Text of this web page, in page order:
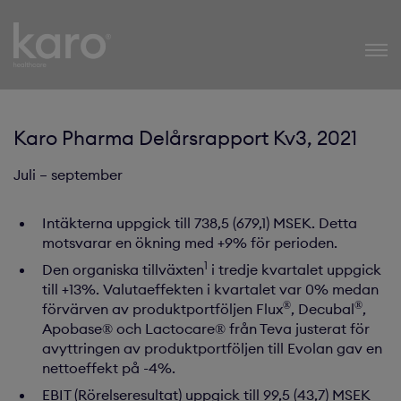
Karo Healthcare
Karo Pharma Delårsrapport Kv3, 2021
Juli – september
Intäkterna uppgick till 738,5 (679,1) MSEK. Detta
motsvarar en ökning med +9% för perioden.
Den organiska tillväxten1 i tredje kvartalet uppgick
till +13%. Valutaeffekten i kvartalet var 0% medan
förvärven av produktportföljen Flux®, Decubal®,
Apobase® och Lactocare® från Teva justerat för
avyttringen av produktportföljen till Evolan gav en
nettoeffekt på -4%.
EBIT (Rörelseresultat) uppgick till 99,5 (43,7) MSEK